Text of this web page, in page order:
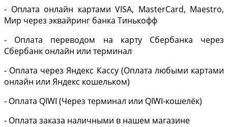
- Оплата онлайн картами VISA, MasterCard, Maestro,
Мир через эквайринг банка Тинькофф
- Оплата переводом на карту Сбербанка через
Сбербанк онлайн или терминал
- Оплата через Яндекс Кассу (Оплата любыми картами
онлайн или Яндекс кошельком)
- Оплата QIWI (Через терминал или QIWI-кошелёк)
- Оплата заказа наличными в нашем магазине